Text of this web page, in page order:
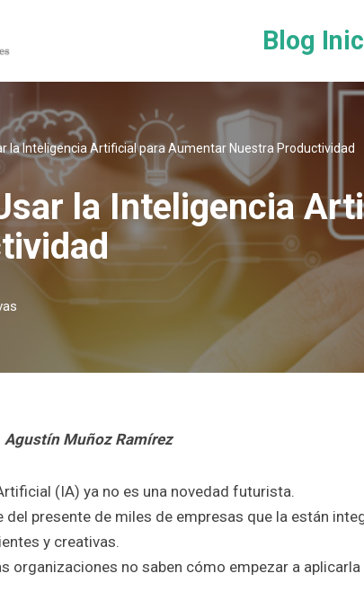
Blog
la Inteligencia Artificial para Aumentar Nuestra Productividad
la Inteligencia
Agustín Muñoz Ramírez
(IA) ya no es una novedad futurista.
del presente de miles de empresas que la están
y creativas.
organizaciones no saben cómo empezar a